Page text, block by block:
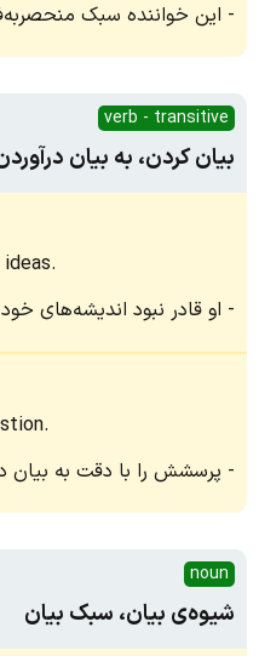
این خواننده سبک
verb - transitive
بیان کردن، به بیان
او قادر نبود اندیشه‌های
پرسشش را با دقت به بیان
noun
شیوه‌ی بیان، سبک بیان